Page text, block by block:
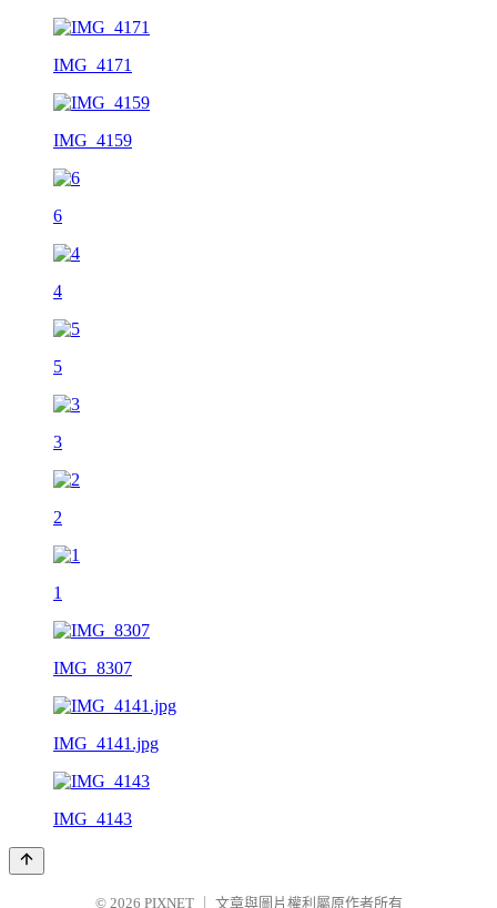
IMG_4171
IMG_4159
6
4
5
3
2
1
IMG_8307
IMG_4141.jpg
IMG_4143
© 2026 PIXNET 文章與圖片權利屬原作者所有